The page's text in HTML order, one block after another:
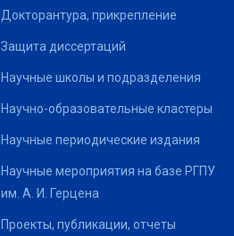
Докторантура, прикрепление
Защита диссертаций
Научные школы и подразделения
Научно-образовательные кластеры
Научные периодические издания
Научные мероприятия на базе РГПУ
им. А. И. Герцена
Проекты, публикации, отчеты